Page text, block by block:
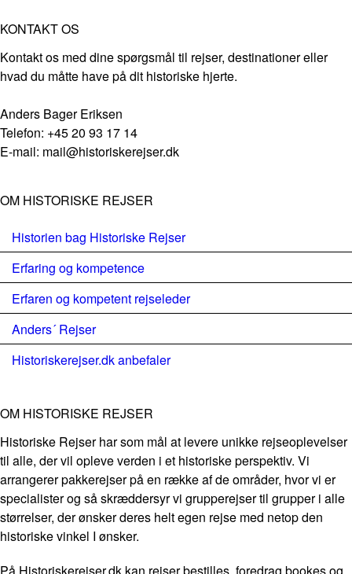
KONTAKT OS
Kontakt os med dine spørgsmål til rejser, destinationer eller
hvad du måtte have på dit historiske hjerte.
Anders Bager Eriksen
Telefon: +45 20 93 17 14
E-mail: mail@historiskerejser.dk
OM HISTORISKE REJSER
Historien bag Historiske Rejser
Erfaring og kompetence
Erfaren og kompetent rejseleder
Anders´ Rejser
Historiskerejser.dk anbefaler
OM HISTORISKE REJSER
Historiske Rejser har som mål at levere unikke rejseoplevelser
til alle, der vil opleve verden i et historiske perspektiv. Vi
arrangerer pakkerejser på en række af de områder, hvor vi er
specialister og så skræddersyr vi grupperejser til grupper i alle
størrelser, der ønsker deres helt egen rejse med netop den
historiske vinkel I ønsker.